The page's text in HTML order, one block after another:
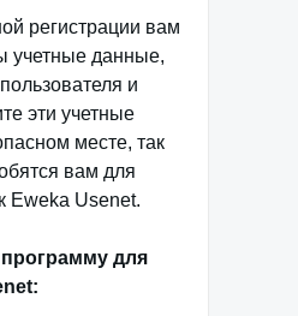
регистрации вам
учетные данные,
и
эти учетные
месте, так
вам для
Eweka Usenet.
для